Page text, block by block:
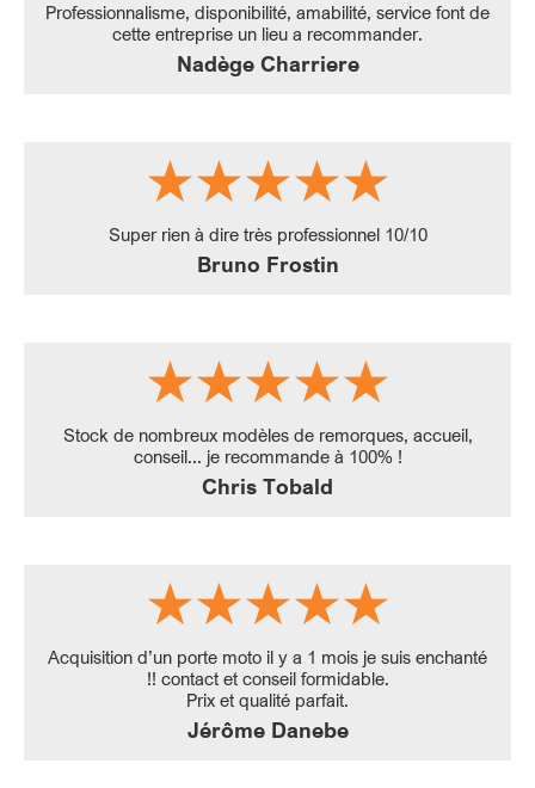
Professionnalisme, disponibilité, amabilité, service font de
cette entreprise un lieu a recommander.
Nadège Charriere
Super rien à dire très professionnel 10/10
Bruno Frostin
Stock de nombreux modèles de remorques, accueil,
conseil... je recommande à 100% !
Chris Tobald
Acquisition d’un porte moto il y a 1 mois je suis enchanté
!! contact et conseil formidable.
Prix et qualité parfait.
Jérôme Danebe